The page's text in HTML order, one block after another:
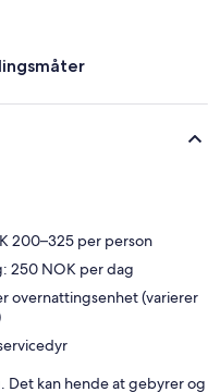
200–325 per person
250 NOK per dag
overnattingsenhet (varierer
Det kan hende at gebyrer og